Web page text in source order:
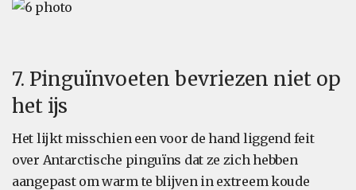
7. Pinguïnvoeten bevriezen niet op
het ijs
Het lijkt misschien een voor de hand liggend feit
over Antarctische pinguïns dat ze zich hebben
aangepast om warm te blijven in extreem koude